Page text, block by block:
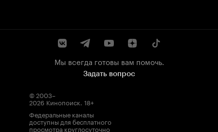
Мы всегда готовы вам помочь.
Задать вопрос
© 2003–
2026 Кинопоиск. 18+
Федеральные каналы
доступны для бесплатного
просмотра круглосуточно